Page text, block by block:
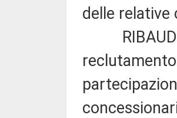
delle relative
RIBAUDO